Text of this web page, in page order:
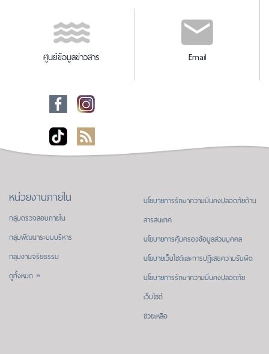
ศูนย์ข้อมูลข่าวสาร Email
หน่วยงานภายใน
กลุ่มตรวจสอบภายใน
กลุ่มพัฒนาระบบบริหาร
กลุ่มงานจริยธรรม
ดูทั้งหมด »
นโยบายการรักษาความมั่นคงปลอดภัยด้าน
สารสนเทศ
นโยบายการคุ้มครองข้อมูลส่วนบุคคล
นโยบายเว็บไซต์และการปฏิเสธความรับผิด
นโยบายการรักษาความมั่นคงปลอดภัย
เว็บไซต์
ช่วยเหลือ